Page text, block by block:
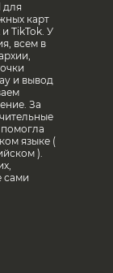
для
карт
TikTok. У
всем в
и вывод
За
языке (
).
сами